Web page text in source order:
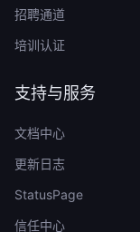
招聘通道
培训认证
支持与服务
文档中心
更新日志
StatusPage
信任中心